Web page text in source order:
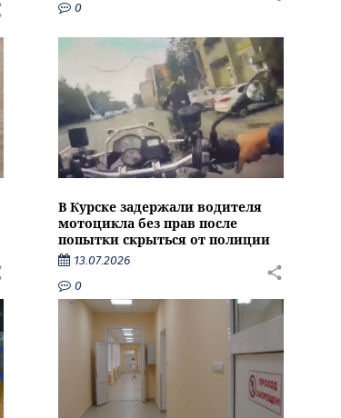
0
В Курске задержали водителя
мотоцикла без прав после
попытки скрыться от полиции
13.07.2026
0